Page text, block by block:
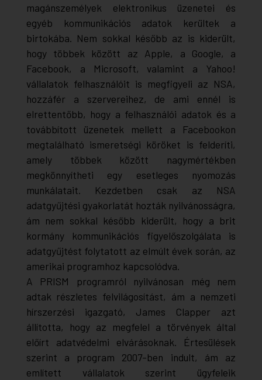
magánszemélyek elektronikus üzenetei és
egyéb kommunikációs adatok kerültek a
birtokába. Nem sokkal később az is kiderült,
hogy többek között az Apple, a Google, a
Facebook, a Microsoft, valamint a Yahoo!
vállalatok felhasználóit is megfigyeli az NSA,
hozzáfér a szervereihez, de ami ennél is
elrettentőbb, hogy a felhasználói adatok és a
továbbított üzenetek mellett a Facebookon
megtalálható ismeretségi köröket is felderíti,
amely többek között nagymértékben
megkönnyítheti egy esetleges nyomozás
munkálatait. Kezdetben csak az NSA
adatgyűjtési gyakorlatát hozták nyilvánosságra,
ám nem sokkal később kiderült, hogy a brit
kormány kommunikációs figyelőszolgálata is
adatgyűjtést folytatott az elmúlt évek során, az
amerikai programhoz kapcsolódva.
A PRISM programról nyilvánosan még nem
adtak részletes felvilágosítást, ám a nemzeti
hírszerzési igazgató, James Clapper azt
állította, hogy az megfelel a törvények által
előírt adatvédelmi elvárásoknak. Értesülések
szerint a program 2007-ben indult, ám az
említett vállalatok szerint ügyfeleik